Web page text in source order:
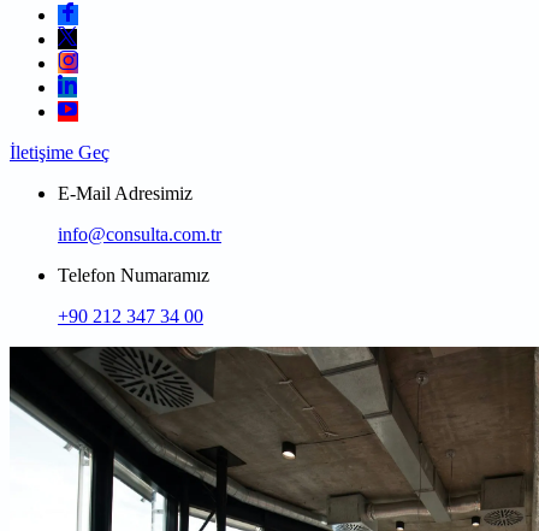
İletişime Geç
E-Mail Adresimiz
info@consulta.com.tr
Telefon Numaramız
+90 212 347 34 00